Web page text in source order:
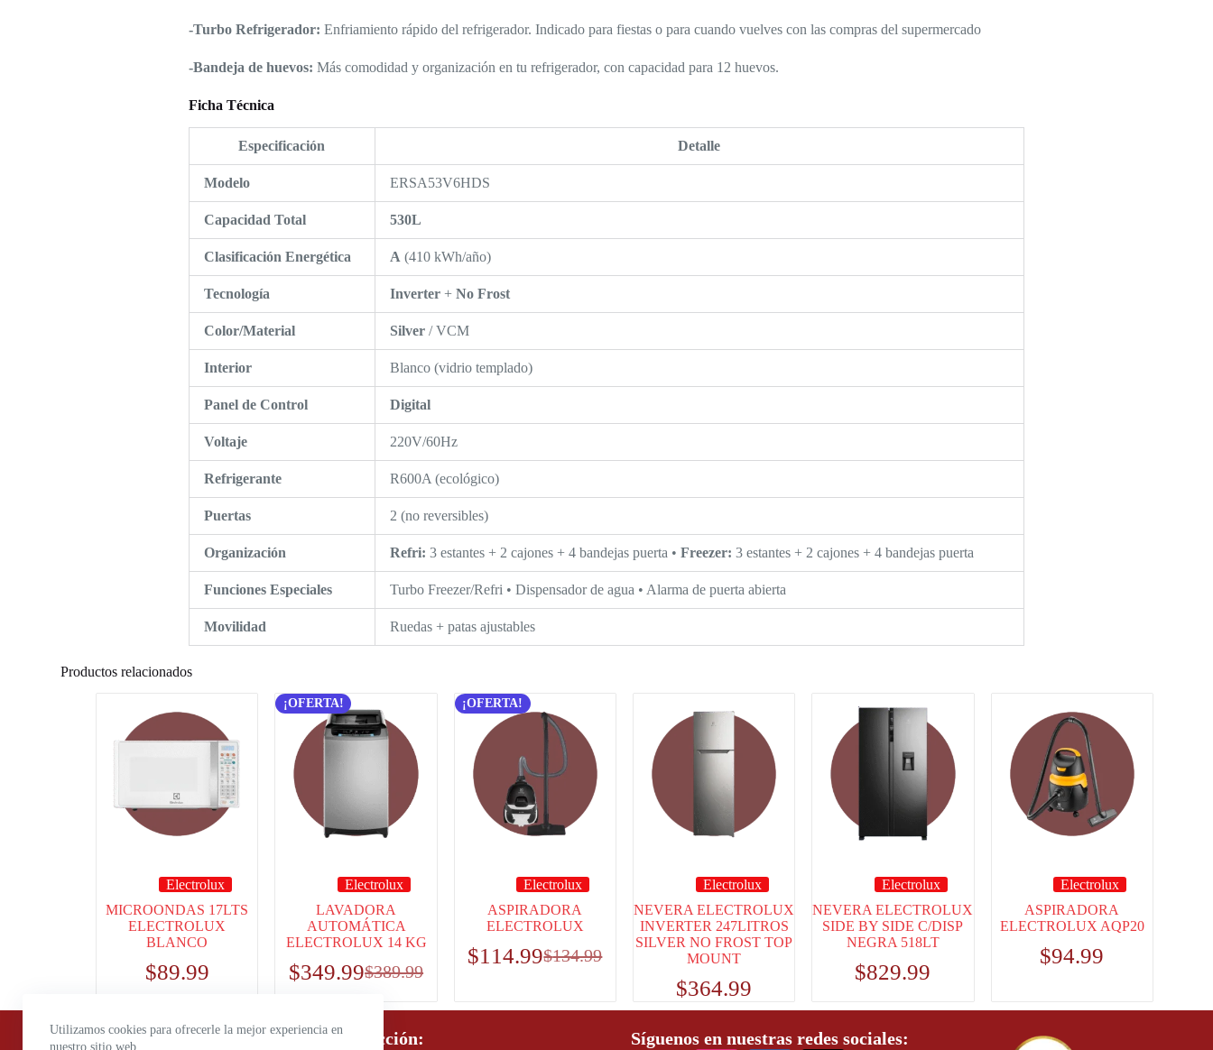
Utilizamos cookies para ofrecerle la mejor experiencia en
nuestro sitio web.
-Turbo Refrigerador: Enfriamiento rápido del refrigerador. Indicado para fiestas o para cuando vuelves con las compras del supermercado
-Bandeja de huevos: Más comodidad y organización en tu refrigerador, con capacidad para 12 huevos.
Ficha Técnica
Especificación Detalle
Modelo ERSA53V6HDS
Capacidad Total 530L
Clasificación Energética A (410 kWh/año)
Tecnología Inverter+ No Frost
Color/Material Silver/ VCM
Interior Blanco (vidrio templado)
Panel de Control Digital
Voltaje 220V/60Hz
Refrigerante R600A (ecológico)
Puertas 2 (no reversibles)
Organización Refri: 3 estantes + 2 cajones + 4 bandejas puerta • Freezer: 3 estantes + 2 cajones + 4 bandejas puerta
Funciones Especiales Turbo Freezer/Refri • Dispensador de agua • Alarma de puerta abierta
Movilidad Ruedas + patas ajustables
Productos relacionados
Electrolux
MICROONDAS 17LTS
ELECTROLUX
BLANCO
$89.99
¡OFERTA!
Electrolux
LAVADORA
AUTOMÁTICA
ELECTROLUX 14 KG
$389.99
$349.99
¡OFERTA!
Electrolux
ASPIRADORA
ELECTROLUX
$134.99
$114.99
Electrolux
NEVERA ELECTROLUX
INVERTER 247LITROS
SILVER NO FROST TOP
MOUNT
$364.99
Electrolux
NEVERA ELECTROLUX
SIDE BY SIDE C/DISP
NEGRA 518LT
$829.99
Electrolux
ASPIRADORA
ELECTROLUX AQP20
$94.99
Horario de atención:
Dirección:
Síguenos en nuestras redes sociales: